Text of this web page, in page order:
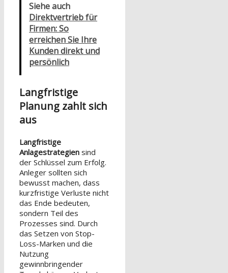
Siehe auch
Direktvertrieb für
Firmen: So
erreichen Sie Ihre
Kunden direkt und
persönlich
Langfristige
Planung zahlt sich
aus
Langfristige
Anlagestrategien sind
der Schlüssel zum Erfolg.
Anleger sollten sich
bewusst machen, dass
kurzfristige Verluste nicht
das Ende bedeuten,
sondern Teil des
Prozesses sind. Durch
das Setzen von Stop-
Loss-Marken und die
Nutzung
gewinnbringender